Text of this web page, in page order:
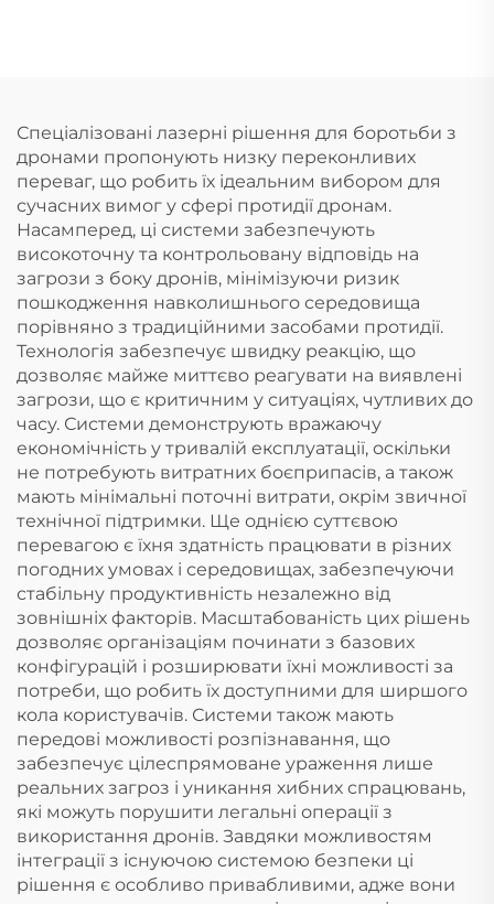
Спеціалізовані лазерні рішення для боротьби з
дронами пропонують низку переконливих
переваг, що робить їх ідеальним вибором для
сучасних вимог у сфері протидії дронам.
Насамперед, ці системи забезпечують
високоточну та контрольовану відповідь на
загрози з боку дронів, мінімізуючи ризик
пошкодження навколишнього середовища
порівняно з традиційними засобами протидії.
Технологія забезпечує швидку реакцію, що
дозволяє майже миттєво реагувати на виявлені
загрози, що є критичним у ситуаціях, чутливих до
часу. Системи демонструють вражаючу
економічність у тривалій експлуатації, оскільки
не потребують витратних боєприпасів, а також
мають мінімальні поточні витрати, окрім звичної
технічної підтримки. Ще однією суттєвою
перевагою є їхня здатність працювати в різних
погодних умовах і середовищах, забезпечуючи
стабільну продуктивність незалежно від
зовнішніх факторів. Масштабованість цих рішень
дозволяє організаціям починати з базових
конфігурацій і розширювати їхні можливості за
потреби, що робить їх доступними для ширшого
кола користувачів. Системи також мають
передові можливості розпізнавання, що
забезпечує цілеспрямоване ураження лише
реальних загроз і уникання хибних спрацювань,
які можуть порушити легальні операції з
використання дронів. Завдяки можливостям
інтеграції з існуючою системою безпеки ці
рішення є особливо привабливими, адже вони